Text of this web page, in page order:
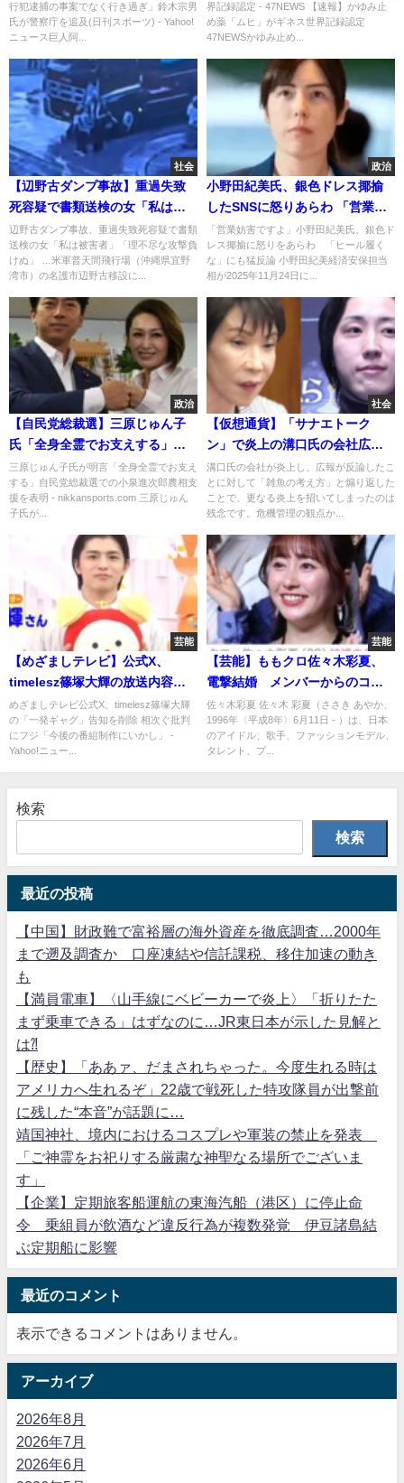
視庁幹部が答弁
行犯逮捕の事案でなく行き過ぎ」鈴木宗男
氏が警察庁を追及(日刊スポーツ) - Yahoo!
ニュース巨人阿...
界記録認定 - 47NEWS 【速報】かゆみ止
め薬「ムヒ」がギネス世界記録認定
47NEWSかゆみ止め...
社会
【辺野古ダンプ事故】重過失致
死容疑で書類送検の女「私は被
害者」「理不尽な攻撃負け
ぬ」、、大炎上
辺野古ダンプ事故、重過失致死容疑で書類
送検の女「私は被害者」「理不尽な攻撃負
けぬ」 …米軍普天間飛行場（沖縄県宜野
湾市）の名護市辺野古移設に...
政治
小野田紀美氏、銀色ドレス揶揄
したSNSに怒りあらわ 「営業妨
害ですよ」
「営業妨害ですよ」小野田紀美氏、銀色ド
レス揶揄に怒りをあらわ 「ヒール履く
な」にも猛反論 小野田紀美経済安保担当
相が2025年11月24日に...
政治
【自民党総裁選】三原じゅん子
氏「全身全霊でお支えする」と
名言、自民党総裁選での小泉進
次郎農相支援を表明
三原じゅん子氏が明言「全身全霊でお支え
する」自民党総裁選での小泉進次郎農相支
援を表明 - nikkansports.com 三原じゅん
子氏が...
社会
【仮想通貨】「サナエトーク
ン」で炎上の溝口氏の会社広
報 批判コメ受け「雑魚の考え
方」と煽り返し大炎上
溝口氏の会社が炎上し、広報が反論したこ
とに対して「雑魚の考え方」と煽り返した
ことで、更なる炎上を招いてしまったのは
残念です。危機管理の観点か...
芸能
【めざましテレビ】公式X、
timelesz篠塚大輝の放送内容予
告を削除… 一発ギャグに相次
ぐ批判
めざましテレビ公式X、timelesz篠塚大輝
の「一発ギャグ」告知を削除 相次ぐ批判
にフジ「今後の番組制作にいかし」 -
Yahoo!ニュー...
芸能
【芸能】ももクロ佐々木彩夏、
電撃結婚 メンバーからのコメ
ントも話題に
佐々木彩夏 佐々木 彩夏（ささき あやか、
1996年〈平成8年〉6月11日 - ）は、日本
のアイドル、歌手、ファッションモデル、
タレント、プ...
検索
検索
最近の投稿
【中国】財政難で富裕層の海外資産を徹底調査…2000年
まで遡及調査か 口座凍結や信託課税、移住加速の動き
も
【満員電車】〈山手線にベビーカーで炎上〉「折りたた
まず乗車できる」はずなのに…JR東日本が示した見解と
は⁈
【歴史】「ああァ、だまされちゃった。今度生れる時は
アメリカへ生れるぞ」22歳で戦死した特攻隊員が出撃前
に残した“本音”が話題に…
靖国神社、境内におけるコスプレや軍装の禁止を発表
「ご神霊をお祀りする厳粛な神聖なる場所でございま
す」
【企業】定期旅客船運航の東海汽船（港区）に停止命
令 乗組員が飲酒など違反行為が複数発覚 伊豆諸島結
ぶ定期船に影響
最近のコメント
表示できるコメントはありません。
アーカイブ
2026年8月
2026年7月
2026年6月